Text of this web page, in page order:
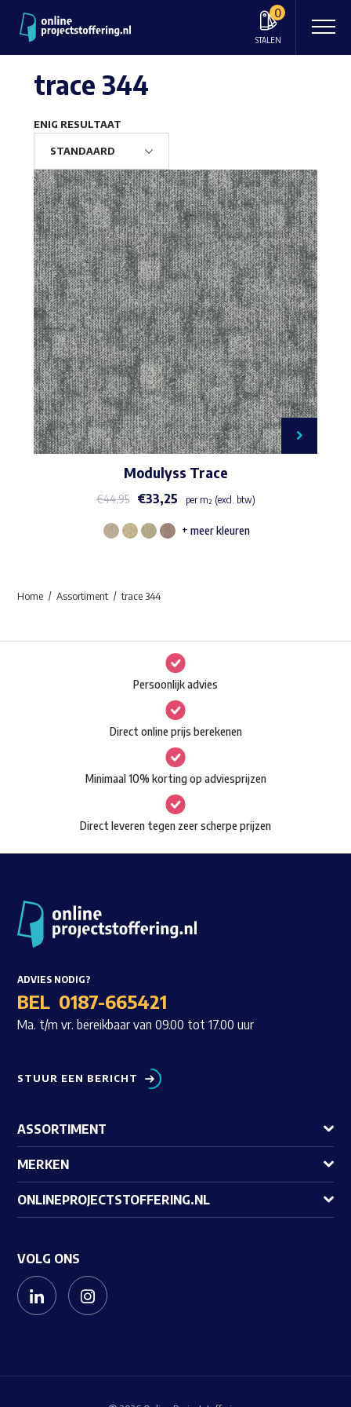
0
STALEN
Waar ben je naar op zoek?
trace 344
ENIG RESULTAAT
Modulyss Trace
€44,95 €33,25 per m² (excl. btw)
Dit
Deze
optie
kan
gekozen
worden
op
de
productpagina
+ meer kleuren
Home Assortiment trace 344
Persoonlijk advies
Direct online prijs berekenen
Minimaal 10% korting op adviesprijzen
Direct leveren tegen zeer scherpe prijzen
ADVIES NODIG?
BEL 0187-665421
Ma. t/m vr. bereikbaar van 09.00 tot 17.00 uur
STUUR EEN BERICHT
ASSORTIMENT
MERKEN
ONLINEPROJECTSTOFFERING.NL
VOLG ONS